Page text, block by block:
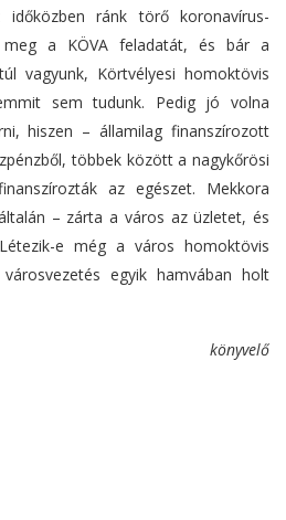
időközben ránk törő koronavírus-
a KÖVA feladatát, és bár a
vagyunk, Körtvélyesi homoktövis
sem tudunk. Pedig jó volna
hiszen – államilag finanszírozott
többek között a nagykőrösi
az egészet. Mekkora
– zárta a város az üzletet, és
e még a város homoktövis
egyik hamvában holt
könyvelő